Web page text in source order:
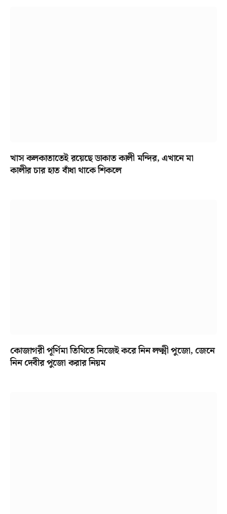
খাস কলকাতাতেই রয়েছে ডাকাত কালী মন্দির, এখানে মা
কালীর চার হাত বাঁধা থাকে শিকলে
কোজাগরী পূর্ণিমা তিথিতে নিজেই করে নিন লক্ষ্মী পুজো, জেনে
নিন দেবীর পুজো করার নিয়ম